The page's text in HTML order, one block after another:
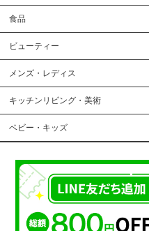
食品
ビューティー
メンズ・レディス
キッチンリビング・美術
ベビー・キッズ